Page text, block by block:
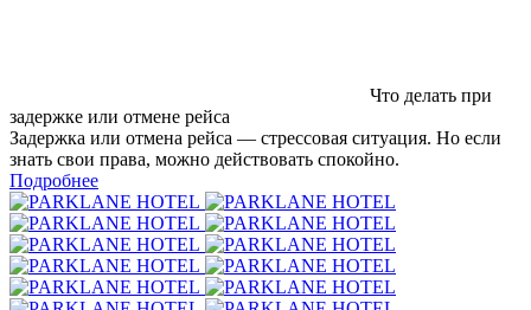
Что делать при
задержке или отмене рейса
Задержка или отмена рейса — стрессовая ситуация. Но если
знать свои права, можно действовать спокойно.
Подробнее